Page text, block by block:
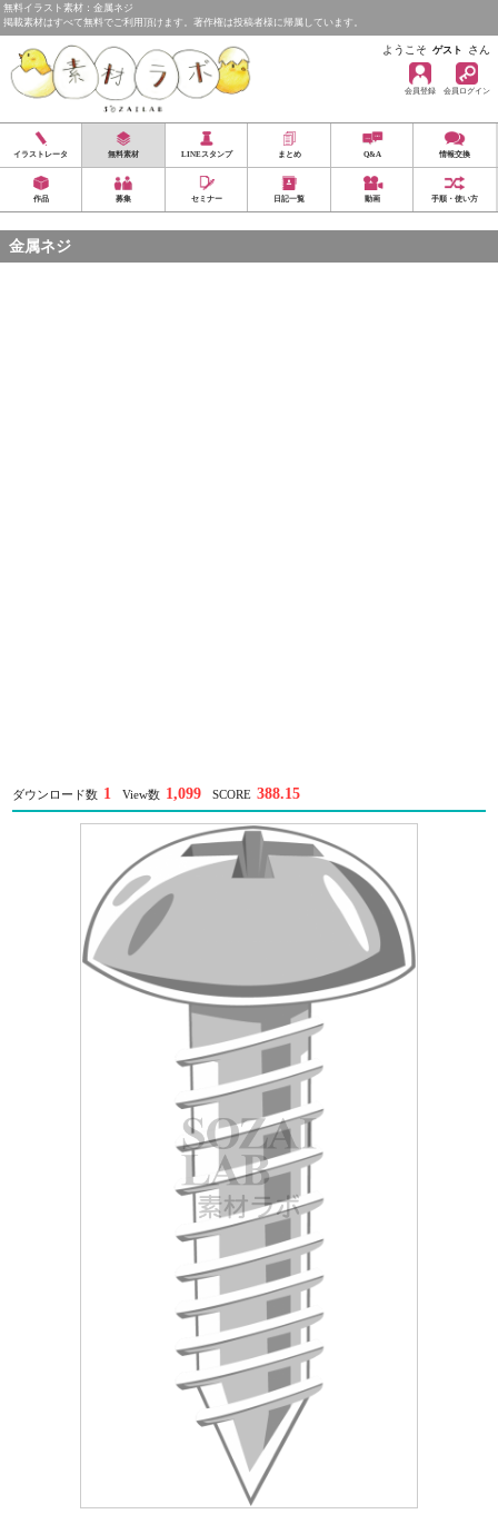
無料イラスト素材：金属ネジ
掲載素材はすべて無料でご利用頂けます。著作権は投稿者様に帰属しています。
ようこそ ゲスト さん
会員登録 会員ログイン
イラストレータ 無料素材 LINEスタンプ まとめ Q&A 情報交換
作品 募集 セミナー 日記一覧 動画 手順・使い方
金属ネジ
ダウンロード数 1 View数 1,099 SCORE 388.15